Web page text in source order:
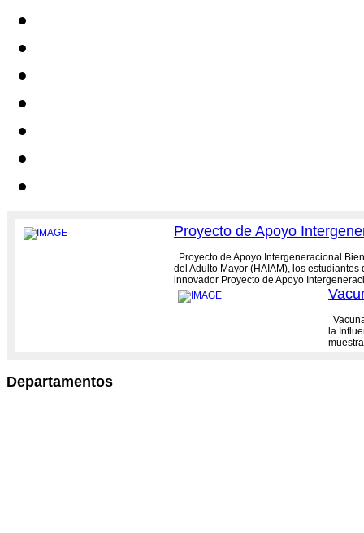
Proyecto de Apoyo
Proyecto de Apoyo Intergeneracional
del Adulto Mayor (HAIAM), los
innovador Proyecto de Apoyo
la
Departamentos